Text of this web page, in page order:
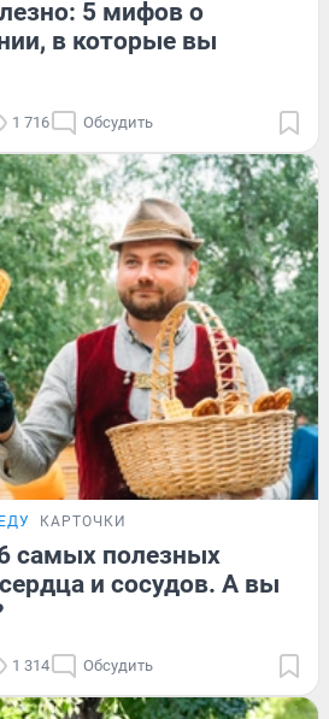
5 мифов о
в которые вы
1 716 Обсудить
КАРТОЧКИ
самых полезных
и сосудов. А вы
1 314 Обсудить